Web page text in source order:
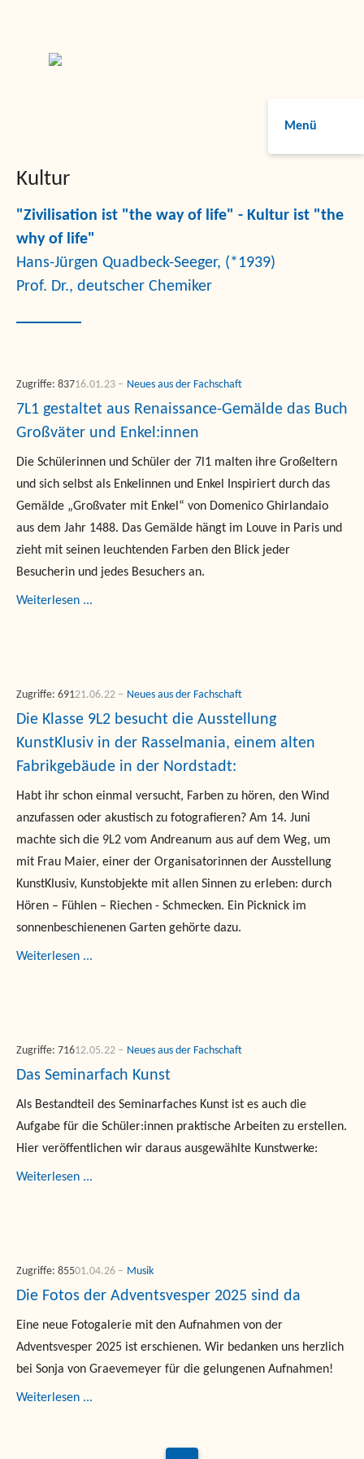
Menü
Kultur
"Zivilisation ist "the way of life" - Kultur ist "the
why of life"
Hans-Jürgen Quadbeck-Seeger, (*1939)
Prof. Dr., deutscher Chemiker
7L1 gestaltet aus Renaissance-Gemälde das Buch
Großväter und Enkel:innen
Die Schülerinnen und Schüler der 7l1 malten ihre Großeltern
und sich selbst als Enkelinnen und Enkel Inspiriert durch das
Gemälde „Großvater mit Enkel“ von Domenico Ghirlandaio
aus dem Jahr 1488. Das Gemälde hängt im Louve in Paris und
zieht mit seinen leuchtenden Farben den Blick jeder
Besucherin und jedes Besuchers an.
Neues aus der Fachschaft
16.01.23
Zugriffe: 837
Weiterlesen ...
Die Klasse 9L2 besucht die Ausstellung
KunstKlusiv in der Rasselmania, einem alten
Fabrikgebäude in der Nordstadt:
Habt ihr schon einmal versucht, Farben zu hören, den Wind
anzufassen oder akustisch zu fotografieren? Am 14. Juni
machte sich die 9L2 vom Andreanum aus auf dem Weg, um
mit Frau Maier, einer der Organisatorinnen der Ausstellung
KunstKlusiv, Kunstobjekte mit allen Sinnen zu erleben: durch
Hören – Fühlen – Riechen - Schmecken. Ein Picknick im
sonnenbeschienenen Garten gehörte dazu.
Neues aus der Fachschaft
21.06.22
Zugriffe: 691
Weiterlesen ...
Das Seminarfach Kunst
Als Bestandteil des Seminarfaches Kunst ist es auch die
Aufgabe für die Schüler:innen praktische Arbeiten zu erstellen.
Hier veröffentlichen wir daraus ausgewählte Kunstwerke:
Neues aus der Fachschaft
12.05.22
Zugriffe: 716
Weiterlesen ...
Die Fotos der Adventsvesper 2025 sind da
Eine neue Fotogalerie mit den Aufnahmen von der
Adventsvesper 2025 ist erschienen. Wir bedanken uns herzlich
bei Sonja von Graevemeyer für die gelungenen Aufnahmen!
Musik
01.04.26
Zugriffe: 855
Weiterlesen ...